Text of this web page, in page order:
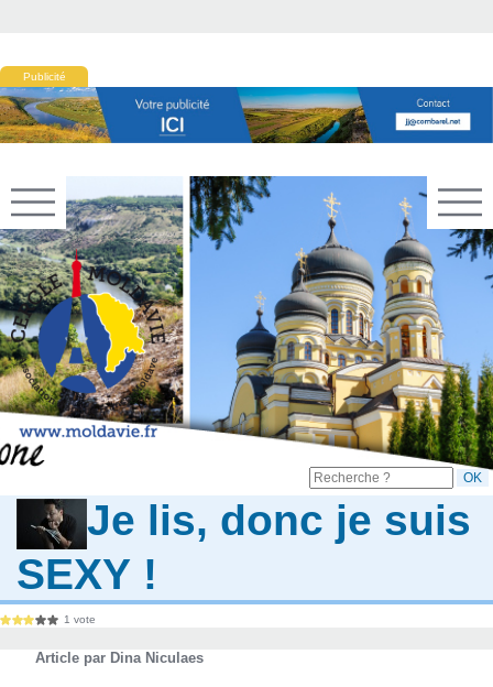
Publicité
Je lis, donc je suis
SEXY !
1 vote
Article par Dina Niculaes